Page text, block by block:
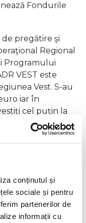
conținutul și
sociale și pentru
partenerilor de
informații cu
Fondurile
pregătire şi
Regional
Programului
VEST este
Vest. S-au
iar în
cel puțin la
cinci luni, a
în Ministerul
și
strategică prin
inovare din
Președinte al
Informaţiei